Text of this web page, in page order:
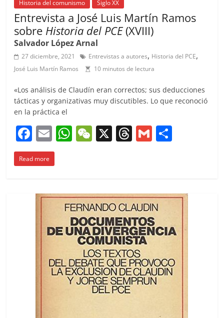
Historia del comunismo Siglo XX
Entrevista a José Luis Martín Ramos
sobre Historia del PCE(XVIII)
Salvador López Arnal
27 diciembre, 2021 Entrevistas a autores, Historia del PCE,
José Luis Martín Ramos 10 minutos de lectura
«Los análisis de Claudín eran correctos; sus deducciones
tácticas y organizativas muy discutibles. Lo que reconoció
en la práctica el
F
a
c
b
E
m
ai
W
A
p
p
W
at
X T
d
s
G
ar
Read more